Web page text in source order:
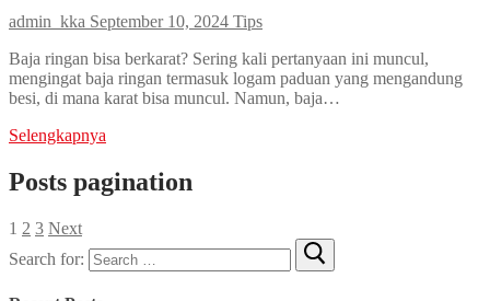
admin_kka September 10, 2024 Tips
Baja ringan bisa berkarat? Sering kali pertanyaan ini muncul,
mengingat baja ringan termasuk logam paduan yang mengandung
besi, di mana karat bisa muncul. Namun, baja…
Selengkapnya
Posts pagination
1 2 3 Next
Search for: